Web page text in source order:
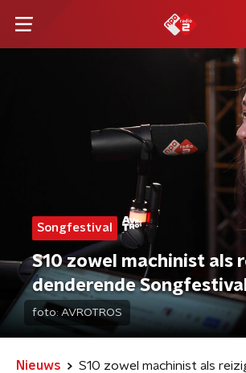
Songfestival
S10 zowel machinist als
denderende
foto: AVROTROS
Nieuws